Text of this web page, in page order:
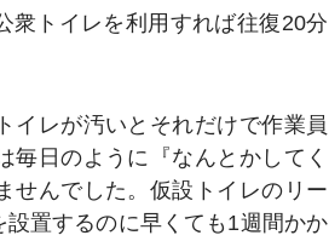
トイレを利用すれば往復20分
イレが汚いとそれだけで作業員
日のように『なんとかしてく
せんでした。仮設トイレのリー
置するのに早くても1週間かか